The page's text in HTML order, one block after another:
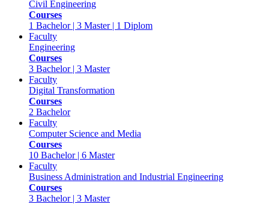
Civil Engineering
Courses
1 Bachelor | 3 Master | 1 Diplom
Faculty
Engineering
Courses
3 Bachelor | 3 Master
Faculty
Digital Transformation
Courses
2 Bachelor
Faculty
Computer Science and Media
Courses
10 Bachelor | 6 Master
Faculty
Business Administration and Industrial Engineering
Courses
3 Bachelor | 3 Master